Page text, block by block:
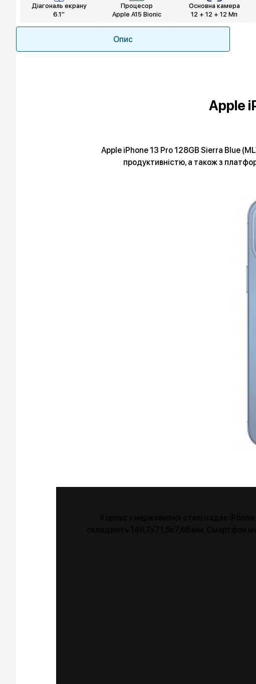
Діагональ екрану
6.1"
Процесор
Apple A15 Bionic
Основна камера
12 + 12 + 12 Мп
Опис
Apple
Apple iPhone 13 Pro 128GB Sierra Blue
продуктивністю, а також з